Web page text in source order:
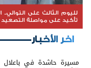
لليوم الثالث على
تأكيد على مواصلة التصعيد
اخر الأخبار
مسيرة حاشدة في باعلال